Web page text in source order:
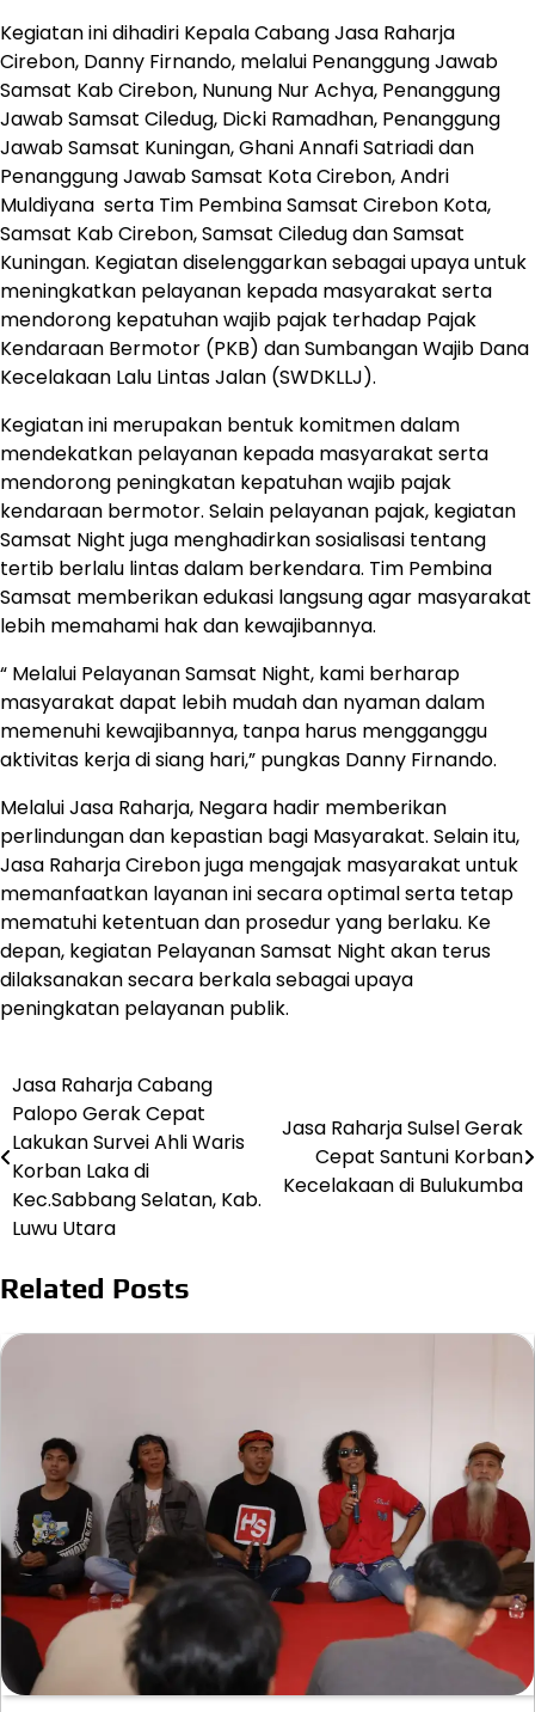
Kegiatan ini dihadiri Kepala Cabang Jasa Raharja
Cirebon, Danny Firnando, melalui Penanggung Jawab
Samsat Kab Cirebon, Nunung Nur Achya, Penanggung
Jawab Samsat Ciledug, Dicki Ramadhan, Penanggung
Jawab Samsat Kuningan, Ghani Annafi Satriadi dan
Penanggung Jawab Samsat Kota Cirebon, Andri
Muldiyana serta Tim Pembina Samsat Cirebon Kota,
Samsat Kab Cirebon, Samsat Ciledug dan Samsat
Kuningan. Kegiatan diselenggarkan sebagai upaya untuk
meningkatkan pelayanan kepada masyarakat serta
mendorong kepatuhan wajib pajak terhadap Pajak
Kendaraan Bermotor (PKB) dan Sumbangan Wajib Dana
Kecelakaan Lalu Lintas Jalan (SWDKLLJ).
Kegiatan ini merupakan bentuk komitmen dalam
mendekatkan pelayanan kepada masyarakat serta
mendorong peningkatan kepatuhan wajib pajak
kendaraan bermotor. Selain pelayanan pajak, kegiatan
Samsat Night juga menghadirkan sosialisasi tentang
tertib berlalu lintas dalam berkendara. Tim Pembina
Samsat memberikan edukasi langsung agar masyarakat
lebih memahami hak dan kewajibannya.
“ Melalui Pelayanan Samsat Night, kami berharap
masyarakat dapat lebih mudah dan nyaman dalam
memenuhi kewajibannya, tanpa harus mengganggu
aktivitas kerja di siang hari,” pungkas Danny Firnando.
Melalui Jasa Raharja, Negara hadir memberikan
perlindungan dan kepastian bagi Masyarakat. Selain itu,
Jasa Raharja Cirebon juga mengajak masyarakat untuk
memanfaatkan layanan ini secara optimal serta tetap
mematuhi ketentuan dan prosedur yang berlaku. Ke
depan, kegiatan Pelayanan Samsat Night akan terus
dilaksanakan secara berkala sebagai upaya
peningkatan pelayanan publik.
Post
navigation
Jasa Raharja Cabang
Palopo Gerak Cepat
Lakukan Survei Ahli Waris
Korban Laka di
Kec.Sabbang Selatan, Kab.
Luwu Utara
Jasa Raharja Sulsel Gerak
Cepat Santuni Korban
Kecelakaan di Bulukumba
Related Posts